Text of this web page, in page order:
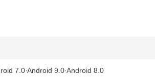
7.0 Android 9.0 Android 8.0